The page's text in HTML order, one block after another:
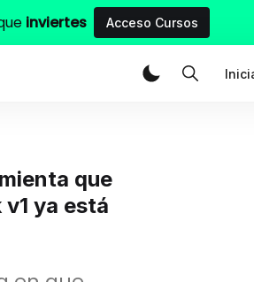
inviertes Acceso Cursos
que
ya está